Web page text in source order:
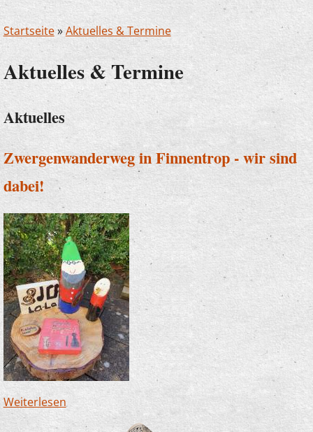
Startseite»Aktuelles & Termine
Aktuelles & Termine
Aktuelles
Zwergenwanderweg in Finnentrop - wir sind
dabei!
Weiterlesenüber Zwergenwanderweg in Finnentrop - wir
sind dabei!